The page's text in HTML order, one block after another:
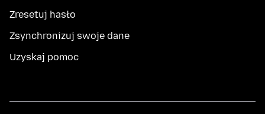
Zresetuj hasło
Zsynchronizuj swoje dane
Uzyskaj pomoc